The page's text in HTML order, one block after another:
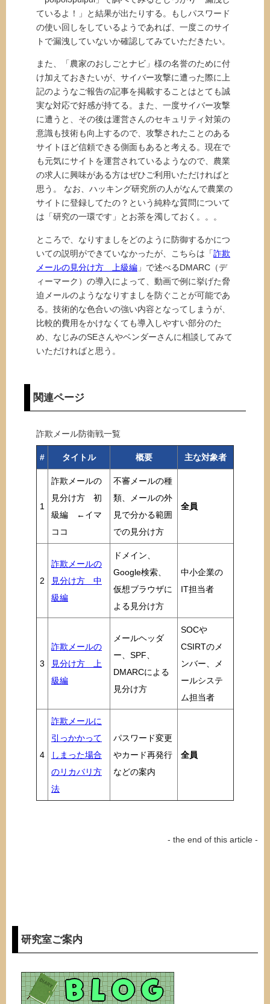
ているよ！」と結果が出たりする。もしパスワード
の使い回しをしているようであれば、一度このサイ
トで漏洩していないか確認してみていただきたい。
また、「農家のおしごとナビ」様の名誉のために付
け加えておきたいが、サイバー攻撃に遭った際に上
記のようなご報告の記事を掲載することはとても誠
実な対応で好感が持てる。また、一度サイバー攻撃
に遭うと、その後は運営さんのセキュリティ対策の
意識も技術も向上するので、攻撃されたことのある
サイトほど信頼できる側面もあると考える。現在で
も元気にサイトを運営されているようなので、農業
の求人に興味がある方はぜひご利用いただければと
思う。 なお、ハッキング研究所の人がなんで農業の
サイトに登録してたの？という純粋な質問について
は「研究の一環です」とお茶を濁しておく。。。
ところで、なりすましをどのように防御するかにつ
いての説明ができていなかったが、こちらは「詐欺
メールの見分け方 上級編 」で述べるDMARC（デ
ィーマーク）の導入によって、動画で例に挙げた脅
迫メールのようななりすましを防ぐことが可能であ
る。技術的な色合いの強い内容となってしまうが、
比較的費用をかけなくても導入しやすい部分のた
め、なじみのSEさんやベンダーさんに相談してみて
いただければと思う。
関連ページ
詐欺メール防衛戦一覧
# タイトル 概要 主な対象者
1
詐欺メールの
見分け方 初
級編 ←イマ
ココ
不審メールの種
類、メールの外
見で分かる範囲
での見分け方
全員
2
詐欺メールの
見分け方 中
級編
ドメイン、
Google検索、
仮想ブラウザに
よる見分け方
中小企業の
IT担当者
3
詐欺メールの
見分け方 上
級編
メールヘッダ
ー、SPF、
DMARCによる
見分け方
SOCや
CSIRTのメ
ンバー、メ
ールシステ
ム担当者
4
詐欺メールに
引っかかって
しまった場合
のリカバリ方
法
パスワード変更
やカード再発行
などの案内
全員
- the end of this article -
研究室ご案内